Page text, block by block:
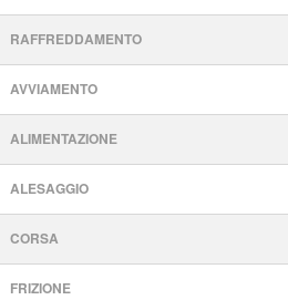
RAFFREDDAMENTO
AVVIAMENTO
ALIMENTAZIONE
ALESAGGIO
CORSA
FRIZIONE